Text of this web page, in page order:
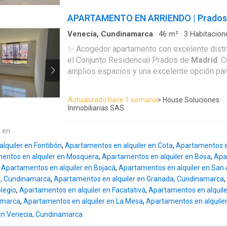
diarias. Sus espacios interiores cuentan con
ventilación natural, convirtiéndolo en una
para quienes buscan un hogar cómodo en
tranquilo, con fácil acceso a vías principales,
y zonas de interés.
APARTAMENTO EN ARRIENDO |
Venecia, Cundinamarca · 46 m² · 3
✨ Acogedor apartamento con excelente
el Conjunto Residencial Prados de Madrid .
amplios espacios y una excelente opción
👕 3 clósets 🚗 Parqueadero comunal Ubicado en la Calle 19 # 9
Actualizado hace 1 semana> House Soluciones
Inmobiliarias SAS
en
en Fontibón, Apartamentos en alquiler en Cota, Apartamentos
en alquiler en Mosquera, Apartamentos en alquiler en Bosa,
Apartamentos en alquiler en Bojacá, Apartamentos en alquiler en San
Cundinamarca, Apartamentos en alquiler en Granada, Cundinamarca,
, Apartamentos en alquiler en Facatativá, Apartamentos en
, Apartamentos en alquiler en La Mesa, Apartamentos en
Venecia, Cundinamarca